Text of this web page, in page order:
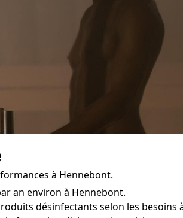
à Hennebont.
an environ à Hennebont.
désinfectants selon les besoins